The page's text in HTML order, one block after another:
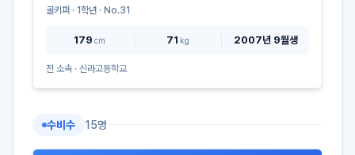
골키퍼 · 1학년 · No.31
179 cm 71 kg 2007년 9월생
전 소속 · 신라고등학교
수비수 15명